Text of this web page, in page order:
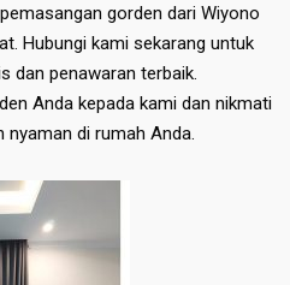
gorden dari Wiyono
Hubungi kami sekarang untuk
dan penawaran terbaik.
Anda kepada kami dan nikmati
nyaman di rumah Anda.